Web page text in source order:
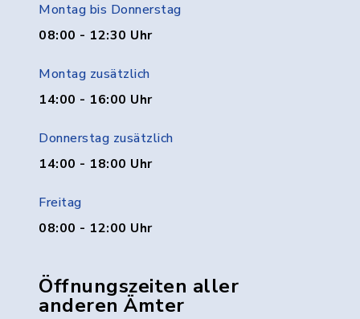
Montag bis Donnerstag
08:00 - 12:30 Uhr
Montag zusätzlich
14:00 - 16:00 Uhr
Donnerstag zusätzlich
14:00 - 18:00 Uhr
Freitag
08:00 - 12:00 Uhr
Öffnungszeiten aller
anderen Ämter